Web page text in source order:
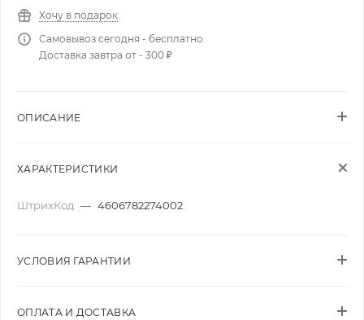
Хочу в подарок
Самовывоз сегодня - бесплатно
Доставка завтра от - 300 ₽
ОПИСАНИЕ
ХАРАКТЕРИСТИКИ
ШтрихКод — 4606782274002
УСЛОВИЯ ГАРАНТИИ
ОПЛАТА И ДОСТАВКА